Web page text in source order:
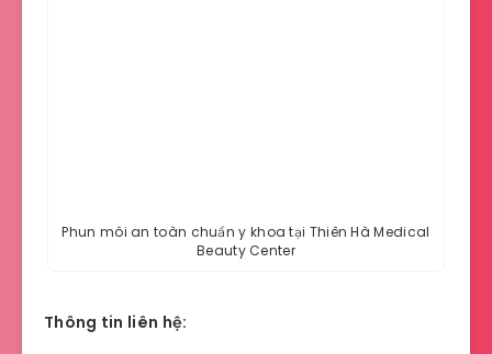
Phun môi an toàn chuẩn y khoa tại Thiên Hà Medical
Beauty Center
Thông tin liên hệ: